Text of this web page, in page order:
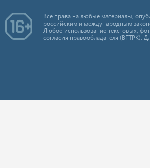
Все права на любые материалы,
российским и международным
Любое использование текстовых,
согласия правообладателя (ВГТРК).